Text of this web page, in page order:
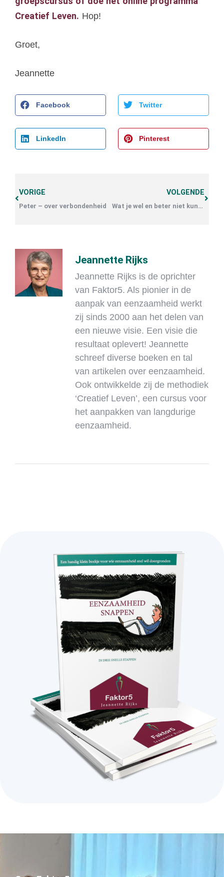
Creatief Leven. Hop!
Groet,
Jeannette
Facebook Twitter
LinkedIn Pinterest
VORIGE
Peter – over verbondenheid
VOLGENDE
Wat je wel en beter niet kunt doen aan eenzaamheid
Jeannette Rijks
Jeannette Rijks is de oprichter
van Faktor5. Als pionier in de
aanpak van eenzaamheid werkt
zij sinds 2000 aan het delen van
een nieuwe visie. Een visie die
resultaat oplevert! Jeannette
schreef diverse boeken en tal
van artikelen over eenzaamheid.
Ook ontwikkelde zij de methodiek
‘Creatief Leven’, een cursus voor
het aanpakken van langdurige
eenzaamheid.